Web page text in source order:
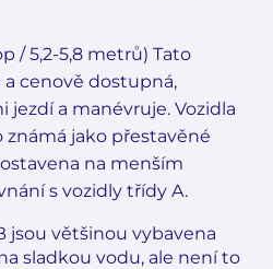
/ 5,2-5,8 metrů) Tato
a cenově dostupná,
jezdí a manévruje. Vozidla
známá jako přestavěné
na menším
s vozidly třídy A.
jsou většinou vybavena
sladkou vodu, ale není to